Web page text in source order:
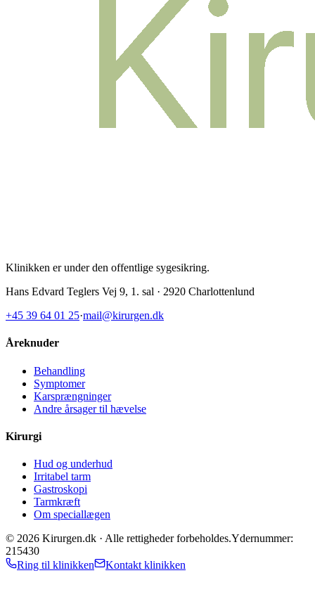
Klinikken er under den offentlige sygesikring.
Hans Edvard Teglers Vej 9, 1. sal · 2920 Charlottenlund
+45 39 64 01 25·mail@kirurgen.dk
Åreknuder
Behandling
Symptomer
Karsprængninger
Andre årsager til hævelse
Kirurgi
Hud og underhud
Irritabel tarm
Gastroskopi
Tarmkræft
Om speciallægen
© 2026 Kirurgen.dk · Alle rettigheder forbeholdes.Ydernummer:
215430
Ring til klinikken
Kontakt klinikken